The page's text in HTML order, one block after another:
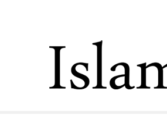
POLITIK
PANORAMA